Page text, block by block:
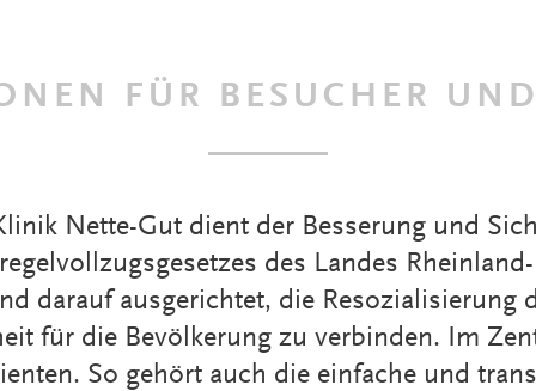
FÜR BESUCHER
Nette-Gut dient der Besserung und
des Landes
darauf ausgerichtet, die Resozialisierung
für die Bevölkerung zu verbinden. Im
So gehört auch die einfache und